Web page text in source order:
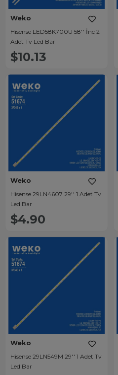
Weko
Hisense LED58K700U 58'' İnc 2
Adet Tv Led Bar
$10.13
Weko
Hisense 29LN4607 29'' 1 Adet Tv
Led Bar
$4.90
Weko
Hisense 29LN549M 29'' 1 Adet Tv
Led Bar